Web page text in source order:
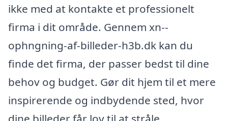
ikke med at kontakte et professionelt
firma i dit område. Gennem xn--
ophngning-af-billeder-h3b.dk kan du
finde det firma, der passer bedst til dine
behov og budget. Gør dit hjem til et mere
inspirerende og indbydende sted, hvor